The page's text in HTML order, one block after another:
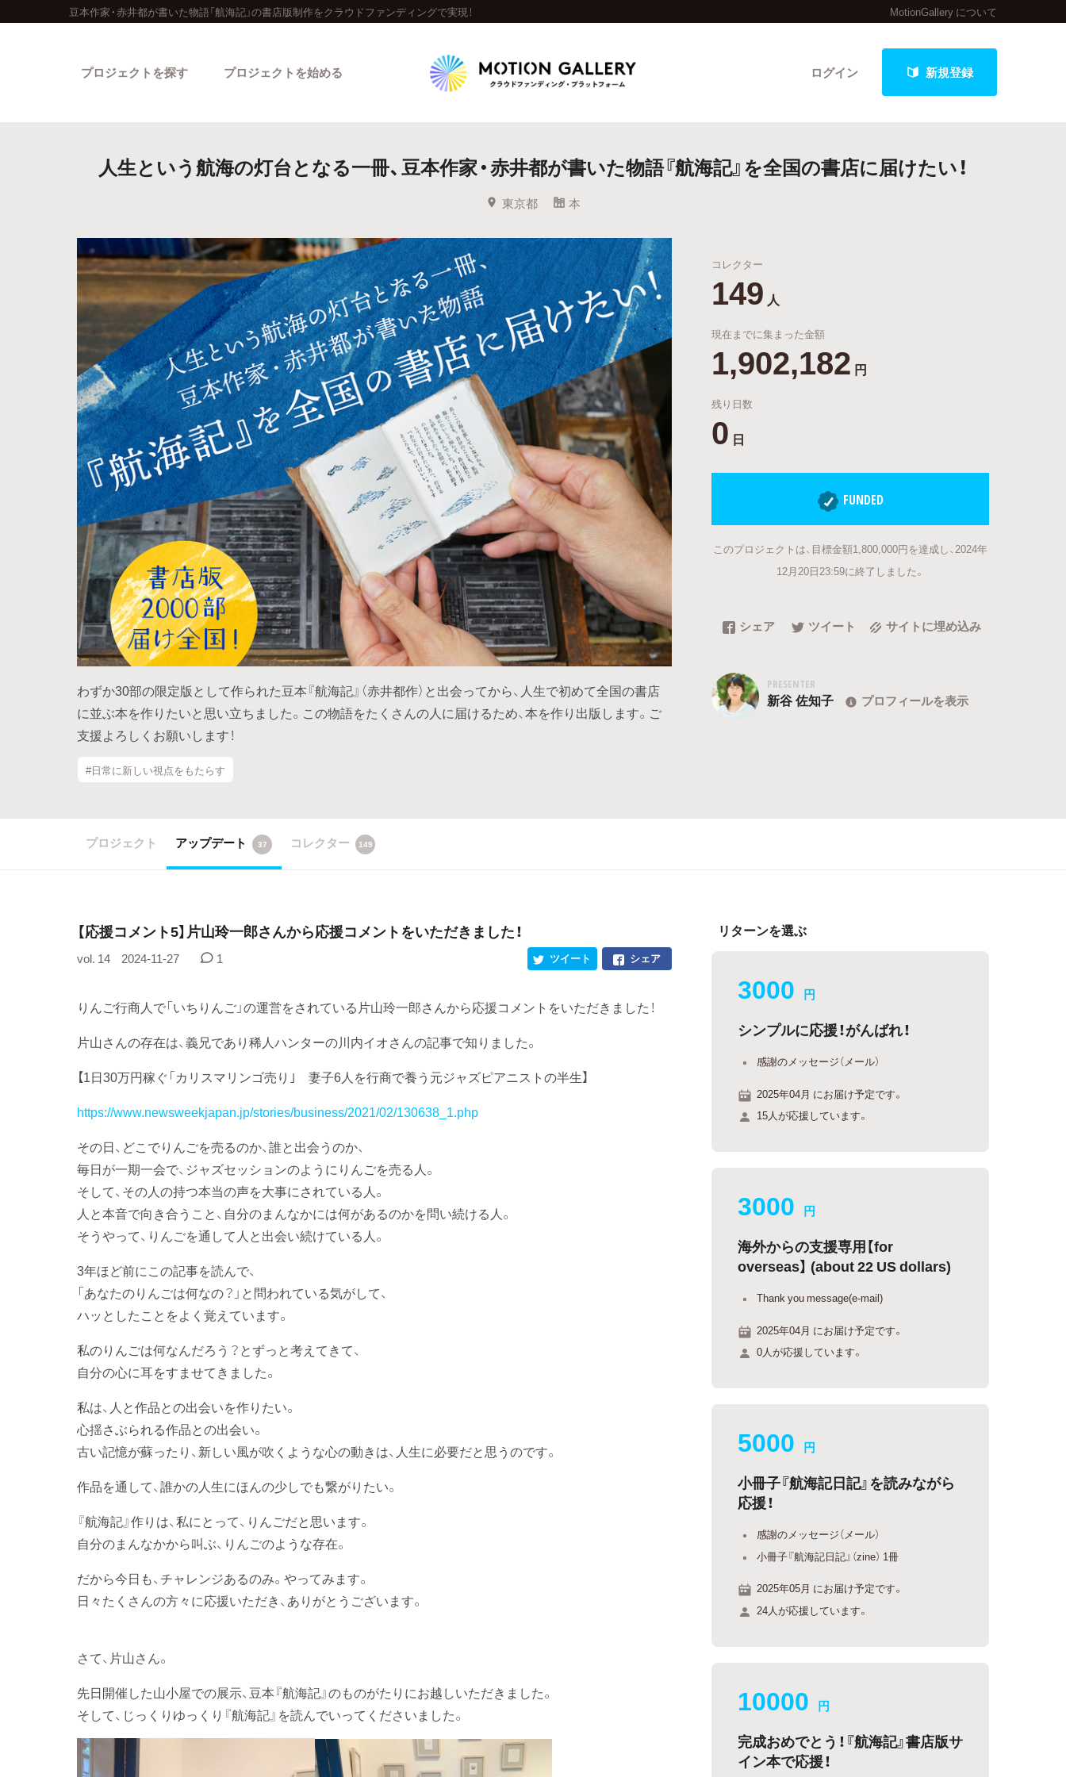
豆本作家・赤井都が書いた物語「航海記」の書店版制作をクラウドファンディングで実現！ MotionGallery について
ログイン 新規登録
プロジェクトを探す
人気のプロジェクト 新着プロジェクト 終了間近のプロジェクト
Feature
カテゴリーから探す タグから探す キュレーターから探す 特集から探す 最新進捗報告から探す
Legendary
最新達成プロジェクト 調達額が大きいプロジェクト
プロジェクトを始める
人生という航海の灯台となる一冊、豆本作家・赤井都が書いた物語『航海記』を全国の書店に届けたい！
東京都 本
わずか30部の限定版として作られた豆本『航海記』（赤井都作）と出会ってから、人生で初めて全国の書店
に並ぶ本を作りたいと思い立ちました。この物語をたくさんの人に届けるため、本を作り出版します。ご
支援よろしくお願いします！
#日常に新しい視点をもたらす
コレクター
149 人
現在までに集まった金額
1,902,182 円
残り日数
0 日
FUNDED
このプロジェクトは、目標金額1,800,000円を達成し、2024年
12月20日23:59に終了しました。
シェア ツイート サイトに埋め込み
PRESENTER
新谷 佐知子 プロフィールを表示
プロジェクト アップデート 37 コレクター 149
【応援コメント5】片山玲一郎さんから応援コメントをいただきました！
vol. 14 2024-11-27 1 シェア
ツイート
りんご行商人で「いちりんご」の運営をされている片山玲一郎さんから応援コメントをいただきました！
片山さんの存在は、義兄であり稀人ハンターの川内イオさんの記事で知りました。
【1日30万円稼ぐ「カリスマリンゴ売り｣ 妻子6人を行商で養う元ジャズピアニストの半生】
https://www.newsweekjapan.jp/stories/business/2021/02/130638_1.php
その日、どこでりんごを売るのか、誰と出会うのか、
毎日が一期一会で、ジャズセッションのようにりんごを売る人。
そして、その人の持つ本当の声を大事にされている人。
人と本音で向き合うこと、自分のまんなかには何があるのかを問い続ける人。
そうやって、りんごを通して人と出会い続けている人。
3年ほど前にこの記事を読んで、
「あなたのりんごは何なの？」と問われている気がして、
ハッとしたことをよく覚えています。
私のりんごは何なんだろう？とずっと考えてきて、
自分の心に耳をすませてきました。
私は、人と作品との出会いを作りたい。
心揺さぶられる作品との出会い。
古い記憶が蘇ったり、新しい風が吹くような心の動きは、人生に必要だと思うのです。
作品を通して、誰かの人生にほんの少しでも繋がりたい。
『航海記』作りは、私にとって、りんごだと思います。
自分のまんなかから叫ぶ、りんごのような存在。
だから今日も、チャレンジあるのみ。やってみます。
日々たくさんの方々に応援いただき、ありがとうございます。
さて、片山さん。
先日開催した山小屋での展示、豆本『航海記』のものがたりにお越しいただきました。
そして、じっくりゆっくり『航海記』を読んでいってくださいました。
リターンを選ぶ
3000 円
シンプルに応援！がんばれ！
感謝のメッセージ（メール）
2025年04月 にお届け予定です。
15人が応援しています。
3000 円
海外からの支援専用【for
overseas】 (about 22 US dollars)
Thank you message(e-mail)
2025年04月 にお届け予定です。
0人が応援しています。
5000 円
小冊子『航海記日記』を読みながら
応援！
感謝のメッセージ（メール）
小冊子『航海記日記』（zine） 1冊
2025年05月 にお届け予定です。
24人が応援しています。
10000 円
完成おめでとう！『航海記』書店版サ
イン本で応援！